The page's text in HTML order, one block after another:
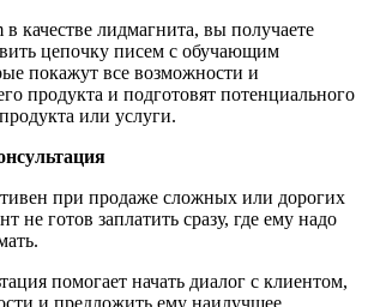
качестве лидмагнита, вы получаете
цепочку писем с обучающим
покажут все возможности и
продукта и подготовят потенциального
или услуги.
при продаже сложных или дорогих
не готов заплатить сразу, где ему надо
помогает начать диалог с клиентом,
и предложить ему наилучшее